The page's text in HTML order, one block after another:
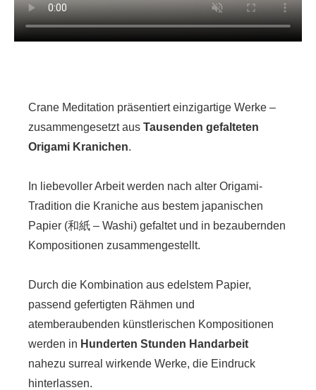
Crane Meditation präsentiert einzigartige Werke –
zusammengesetzt aus Tausenden gefalteten
Origami Kranichen.
In liebevoller Arbeit werden nach alter Origami-
Tradition die Kraniche aus bestem japanischen
Papier (和紙 – Washi) gefaltet und in bezaubernden
Kompositionen zusammengestellt.
Durch die Kombination aus edelstem Papier,
passend gefertigten Rähmen und
atemberaubenden künstlerischen Kompositionen
werden in Hunderten Stunden Handarbeit
nahezu surreal wirkende Werke, die Eindruck
hinterlassen.